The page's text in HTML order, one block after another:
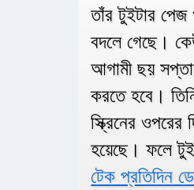
তাঁর টুইটার পেজ
বদলে গেছে।
আগামী ছয়
করতে হবে।
স্ক্রিনের
হয়েছে। ফলে
টেক প্রতিদিন